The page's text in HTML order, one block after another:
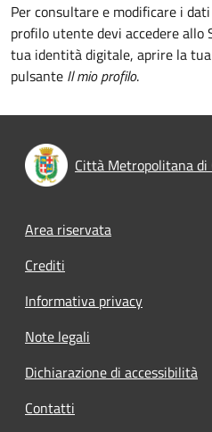
Per consultare e modificare i
profilo utente devi accedere
tua identità digitale, aprire la tua
pulsante Il mio profilo.
Città Metropolitana di
Footer menu
Area riservata
Crediti
Informativa privacy
Note legali
Dichiarazione di accessibilità
Contatti